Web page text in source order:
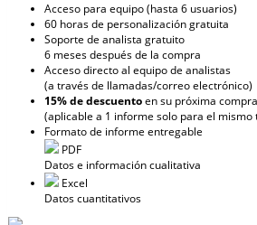
Acceso para equipo (hasta 6 usuarios)
60 horas de personalización gratuita
Soporte de analista gratuito
6 meses después de la compra
Acceso directo al equipo de analistas
(a través de llamadas/correo electrónico)
15% de descuentoen su próxima compra
(aplicable a 1 informe solo para el mismo
Formato de informe entregable
PDF
Datos e información cualitativa
Excel
Datos cuantitativos